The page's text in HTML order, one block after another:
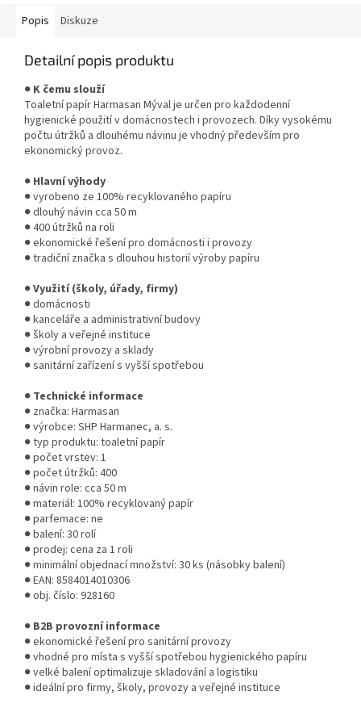
Popis
Diskuze
Detailní popis produktu
● K čemu slouží
Toaletní papír Harmasan Mýval je určen pro každodenní
hygienické použití v domácnostech i provozech. Díky vysokému
počtu útržků a dlouhému návinu je vhodný především pro
ekonomický provoz.
● Hlavní výhody
● vyrobeno ze 100% recyklovaného papíru
● dlouhý návin cca 50 m
● 400 útržků na roli
● ekonomické řešení pro domácnosti i provozy
● tradiční značka s dlouhou historií výroby papíru
●Využití (školy, úřady, firmy)
● domácnosti
● kanceláře a administrativní budovy
● školy a veřejné instituce
● výrobní provozy a sklady
● sanitární zařízení s vyšší spotřebou
● Technické informace
● značka: Harmasan
● výrobce: SHP Harmanec, a. s.
● typ produktu: toaletní papír
● počet vrstev: 1
● počet útržků: 400
● návin role: cca 50 m
● materiál: 100% recyklovaný papír
● parfemace: ne
● balení: 30 rolí
● prodej: cena za 1 roli
● minimální objednací množství: 30 ks (násobky balení)
● EAN: 8584014010306
● obj. číslo: 928160
● B2B provozní informace
● ekonomické řešení pro sanitární provozy
● vhodné pro místa s vyšší spotřebou hygienického papíru
● velké balení optimalizuje skladování a logistiku
● ideální pro firmy, školy, provozy a veřejné instituce